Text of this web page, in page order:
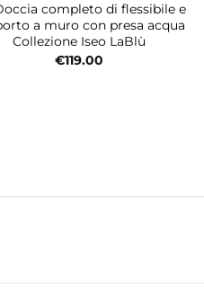
completo di flessibile e
a muro con presa acqua
Collezione Iseo LaBlù
€119.00